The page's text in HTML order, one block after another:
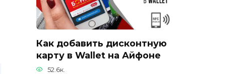
Как добавить дисконтную
карту в Wallet на Айфоне
52.6к.